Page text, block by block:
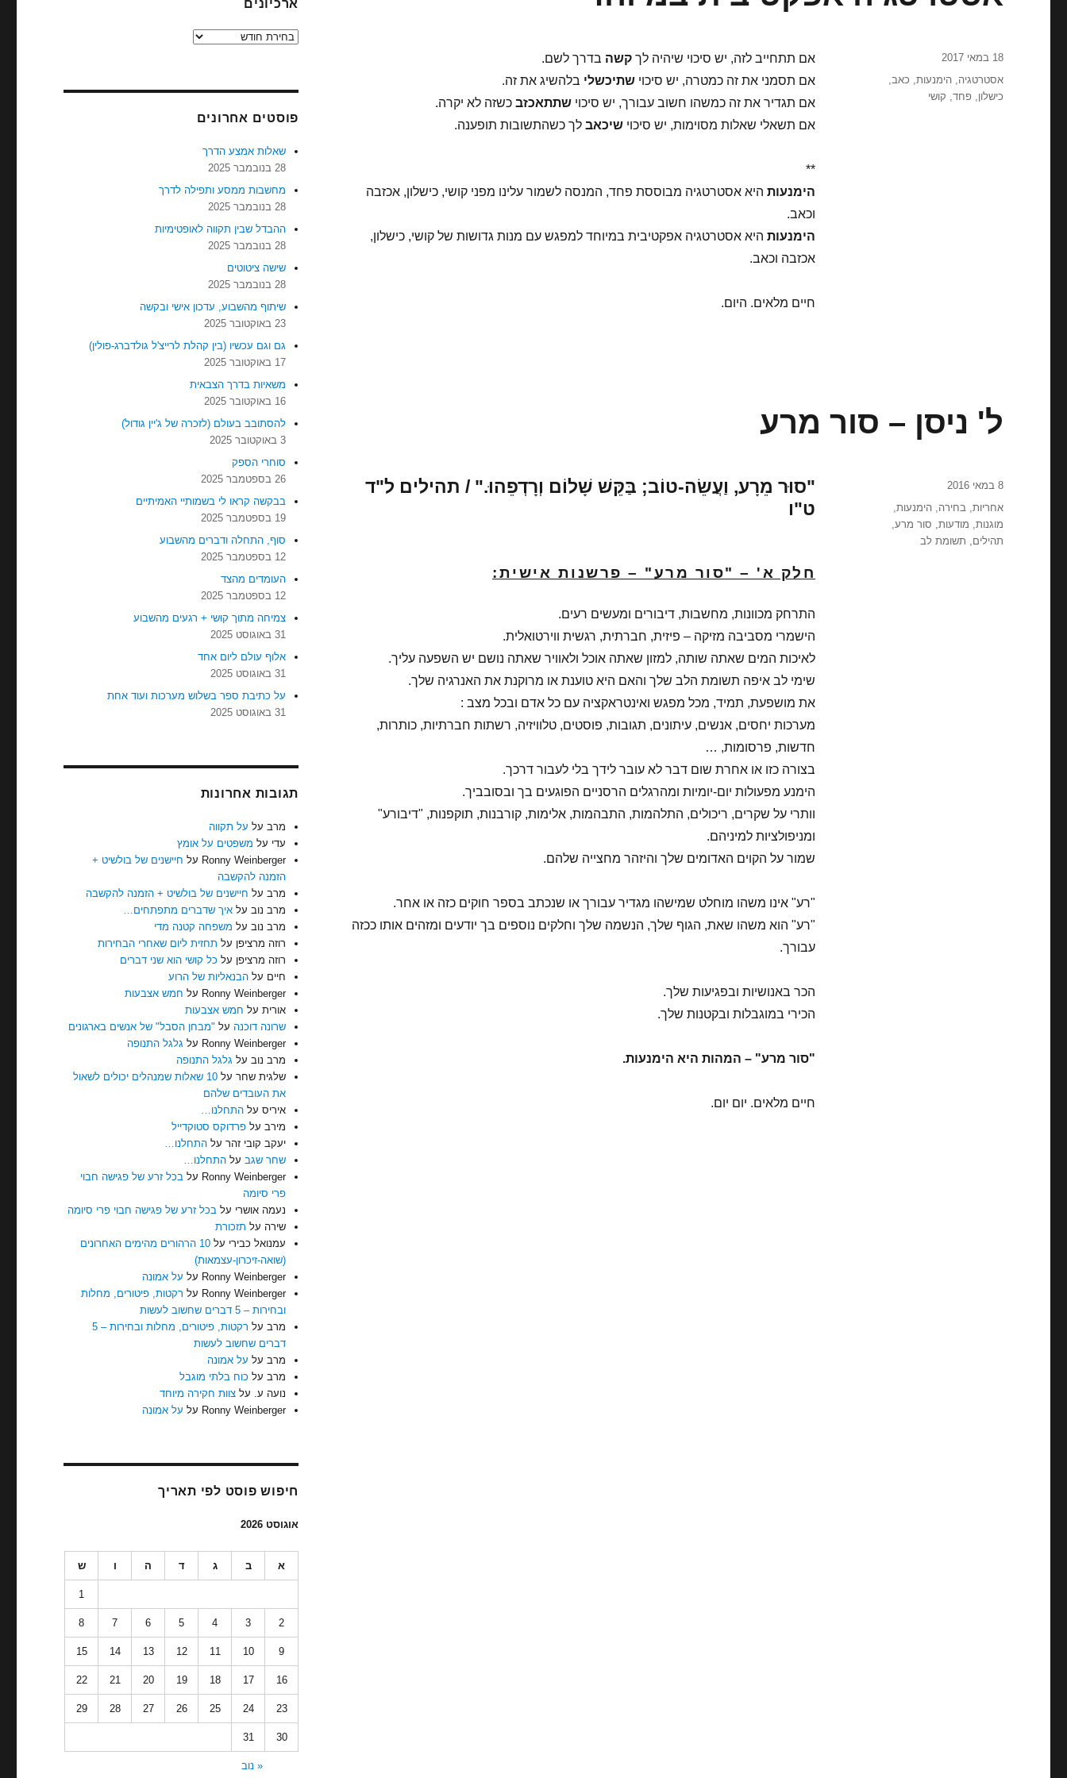
אם תתחייב לזה, יש סיכוי שיהיה לך קשה בדרך לשם.
אם תסמני את זה כמטרה, יש סיכוי שתיכשלי בלהשיג את זה.
אם תגדיר את זה כמשהו חשוב עבורך, יש סיכוי שתתאכזבכשזה לא יקרה.
אם תשאלי שאלות מסוימות, יש סיכוי שיכאבלך כשהתשובות תופענה.
**
הימנעותהיא אסטרטגיה מבוססת פחד, המנסה לשמור עלינו מפני קושי, כישלון, אכזבה
וכאב.
הימנעותהיא אסטרטגיה אפקטיבית במיוחד למפגש עם מנות גדושות של קושי, כישלון,
אכזבה וכאב.
חיים מלאים. היום.
פורסם
18 במאי 2017
תגיות
אסטרטגיה,הימנעות, כאב,
כישלון,פחד, קושי
ל' ניסן – סור מרע
"סוּר מֵרָע, וַעֲשֵׂה-טוֹב; בַּקֵּשׁ שָׁלוֹם וְרָדְפֵהוּ." / תהילים ל"ד
ט"ו
חלק א' – "סור מרע" – פרשנות אישית:
התרחק מכוונות, מחשבות, דיבורים ומעשים רעים.
הישמרי מסביבה מזיקה – פיזית, חברתית, רגשית ווירטואלית.
לאיכות המים שאתה שותה, למזון שאתה אוכל ולאוויר שאתה נושם יש השפעה עליך.
שימי לב איפה תשומת הלב שלך והאם היא טוענת או מרוקנת את האנרגיה שלך.
את מושפעת, תמיד, מכל מפגש ואינטראקציה עם כל אדם ובכל מצב :
מערכות יחסים, אנשים, עיתונים, תגובות, פוסטים, טלוויזיה, רשתות חברתיות, כותרות,
חדשות, פרסומות, …
בצורה כזו או אחרת שום דבר לא עובר לידך בלי לעבור דרכך.
הימנע מפעולות יום-יומיות ומהרגלים הרסניים הפוגעים בך ובסובביך.
וותרי על שקרים, ריכולים, התלהמות, התבהמות, אלימות, קורבנות, תוקפנות, "דיבורע"
ומניפולציות למיניהם.
שמור על הקוים האדומים שלך והיזהר מחצייה שלהם.
"רע" אינו משהו מוחלט שמישהו מגדיר עבורך או שנכתב בספר חוקים כזה או אחר.
"רע" הוא משהו שאת, הגוף שלך, הנשמה שלך וחלקים נוספים בך יודעים ומזהים אותו ככזה
עבורך.
הכר באנושיות ובפגיעות שלך.
הכירי במוגבלות ובקטנות שלך.
"סור מרע" – המהות היא הימנעות.
חיים מלאים. יום יום.
פורסם
8 במאי 2016
תגיות
אחריות,בחירה,הימנעות,
מוגנות, מודעות, סור מרע,
תהילים, תשומת לב
ארכיונים
ארכיונים
פוסטים אחרונים
שאלות אמצע הדרך
28 בנובמבר 2025
מחשבות ממסע ותפילה לדרך
28 בנובמבר 2025
ההבדל שבין תקווה לאופטימיות
28 בנובמבר 2025
שישה ציטוטים
28 בנובמבר 2025
שיתוף מהשבוע, עדכון אישי ובקשה
23 באוקטובר 2025
גם וגם עכשיו (בין קהלת לרייצ'ל גולדברג-פולין)
17 באוקטובר 2025
משאיות בדרך הצבאית
16 באוקטובר 2025
להסתובב בעולם (לזכרה של ג'יין גודול)
3 באוקטובר 2025
סוחרי הספק
26 בספטמבר 2025
בבקשה קראו לי בשמותיי האמיתיים
19 בספטמבר 2025
סוף, התחלה ודברים מהשבוע
12 בספטמבר 2025
העומדים מהצד
12 בספטמבר 2025
צמיחה מתוך קושי + רגעים מהשבוע
31 באוגוסט 2025
אלוף עולם ליום אחד
31 באוגוסט 2025
על כתיבת ספר בשלוש מערכות ועוד אחת
31 באוגוסט 2025
תגובות אחרונות
מרב על על תקווה
עדי על משפטים על אומץ
Ronny Weinberger על חיישנים של בולשיט +
הזמנה להקשבה
מרב על חיישנים של בולשיט + הזמנה להקשבה
מרב נוב עלאיך שדברים מתפתחים…
מרב נוב על משפחה קטנה מדי
רוזה מרציפן על תחזית ליום שאחרי הבחירות
רוזה מרציפן על כל קושי הוא שני דברים
חיים עלהבנאליות של הרוע
Ronny Weinberger על חמש אצבעות
אורית על חמש אצבעות
שרונה דוכנה על "מבחן הסבל" של אנשים בארגונים
Ronny Weinberger על גלגל התנופה
מרב נוב על גלגל התנופה
שלגית שחר על
10 שאלות שמנהלים יכולים לשאול
את העובדים שלהם
איריס עלהתחלנו…
מירב עלפרדוקס סטוקדייל
יעקב קובי זהר עלהתחלנו…
שחר שגב עלהתחלנו…
Ronny Weinberger עלבכל זרע של פגישה חבוי
פרי סיומה
נעמה אושרי עלבכל זרע של פגישה חבוי פרי סיומה
שירה על תזכורת
עמנואל כבירי על
10 הרהורים מהימים האחרונים
(שואה-זיכרון-עצמאות)
Ronny Weinberger על על אמונה
Ronny Weinberger על רקטות, פיטורים, מחלות
ובחירות – 5 דברים שחשוב לעשות
מרב על
רקטות, פיטורים, מחלות ובחירות – 5
דברים שחשוב לעשות
מרב על על אמונה
מרב על כוח בלתי מוגבל
נועה ע. עלצוות חקירה מיוחד
Ronny Weinberger על על אמונה
חיפוש פוסט לפי תאריך
אוגוסט 2026
א ב ג ד ה ו ש
1
2
3
4
5
6
7
8
9
10
11
12
13
14
15
16
17
18
19
20
21
22
23
24
25
26
27
28
29
30
31
« נוב